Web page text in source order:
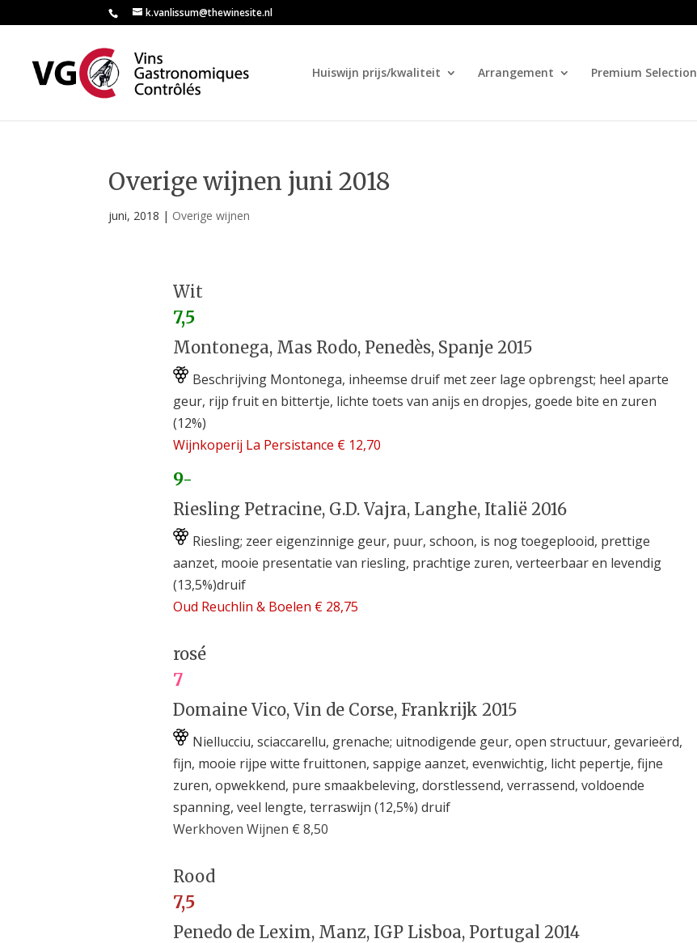
k.vanlissum@thewinesite.nl
Huiswijn prijs/kwaliteit Arrangement Premium Selection
Overige wijnen juni 2018
juni, 2018 | Overige wijnen
Wit
7,5
Montonega, Mas Rodo, Penedès, Spanje 2015
Beschrijving Montonega, inheemse druif met zeer lage opbrengst; heel aparte
geur, rijp fruit en bittertje, lichte toets van anijs en dropjes, goede bite en zuren
(12%)
Wijnkoperij La Persistance € 12,70
9-
Riesling Petracine, G.D. Vajra, Langhe, Italië 2016
Riesling; zeer eigenzinnige geur, puur, schoon, is nog toegeplooid, prettige
aanzet, mooie presentatie van riesling, prachtige zuren, verteerbaar en levendig
(13,5%)druif
Oud Reuchlin & Boelen € 28,75
rosé
7
Domaine Vico, Vin de Corse, Frankrijk 2015
Niellucciu, sciaccarellu, grenache; uitnodigende geur, open structuur, gevarieërd,
fijn, mooie rijpe witte fruittonen, sappige aanzet, evenwichtig, licht pepertje, fijne
zuren, opwekkend, pure smaakbeleving, dorstlessend, verrassend, voldoende
spanning, veel lengte, terraswijn (12,5%) druif
Werkhoven Wijnen € 8,50
Rood
7,5
Penedo de Lexim, Manz, IGP Lisboa, Portugal 2014